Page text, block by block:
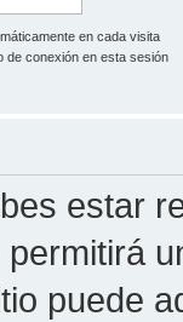
en cada visita
de conexión en esta sesión
estar
puede